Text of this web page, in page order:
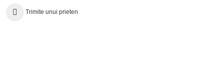
Trimite unui prieten